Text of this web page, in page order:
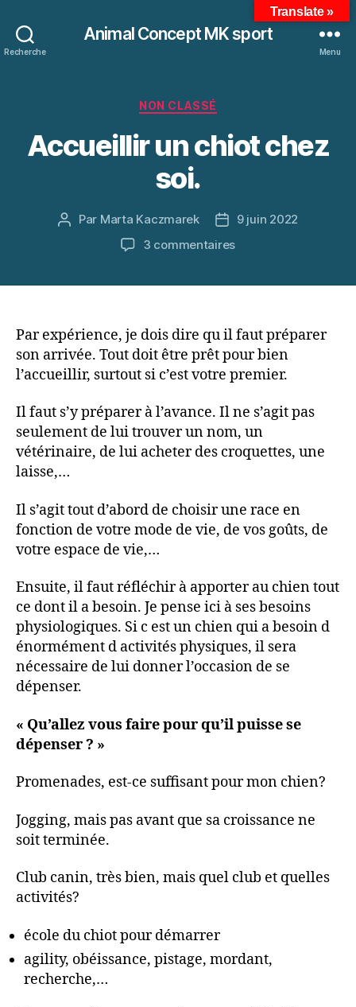
Recherche
Animal Concept MK sport
Menu
Catégories
NON CLASSÉ
Accueillir un chiot chez
soi.
Auteur
Par Marta Kaczmarek
Date9 juin 2022
3 commentairessur
soi.
Par expérience, je dois dire qu il faut préparer
son arrivée. Tout doit être prêt pour bien
l’accueillir, surtout si c’est votre premier.
Il faut s’y préparer à l’avance. Il ne s’agit pas
seulement de lui trouver un nom, un
vétérinaire, de lui acheter des croquettes, une
laisse,…
Il s’agit tout d’abord de choisir une race en
fonction de votre mode de vie, de vos goûts, de
votre espace de vie,…
Ensuite, il faut réfléchir à apporter au chien tout
ce dont il a besoin. Je pense ici à ses besoins
physiologiques. Si c est un chien qui a besoin d
énormément d activités physiques, il sera
nécessaire de lui donner l’occasion de se
dépenser.
« Qu’allez vous faire pour qu’il puisse se
dépenser ? »
Promenades, est-ce suffisant pour mon chien?
Jogging, mais pas avant que sa croissance ne
soit terminée.
Club canin, très bien, mais quel club et quelles
activités?
école du chiot pour démarrer
agility, obéissance, pistage, mordant,
recherche,…
Translate »